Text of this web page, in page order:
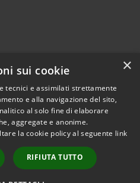
Copyright © 2026 • Comune di
Acquapendente • Powered by
Municipium•
Accesso
redazione
×
sui cookie
tecnici e assimilati strettamente
e alla navigazione del sito,
al solo fine di elaborare
aggregate e anonime.
la cookie policy al seguente link
RIFIUTA TUTTO